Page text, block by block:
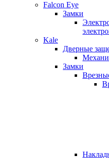
Falcon Eye
Замки
Kale
Дверные
Замки